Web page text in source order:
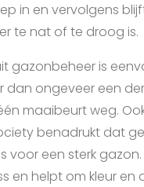
in en vervolgens
te nat of te droog is.
gazonbeheer is
dan ongeveer een
maaibeurt weg.
benadrukt dat
voor een sterk
en helpt om kleur en